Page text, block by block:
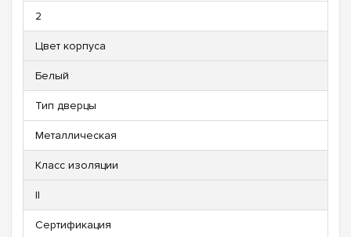
2
Цвет корпуса
Белый
Тип дверцы
Металлическая
Класс изоляции
II
Сертификация